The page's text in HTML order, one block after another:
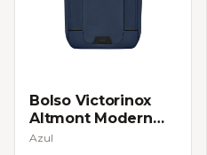
Bolso Victorinox
Altmont Modern
Compact Backpack
Azul